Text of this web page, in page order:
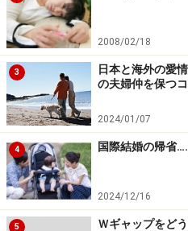
2008/02/18
3
日本と海外の愛
の夫婦仲を保つコ
2024/01/07
4 国際結婚の帰省
2024/12/16
5
Ｗギャップをど